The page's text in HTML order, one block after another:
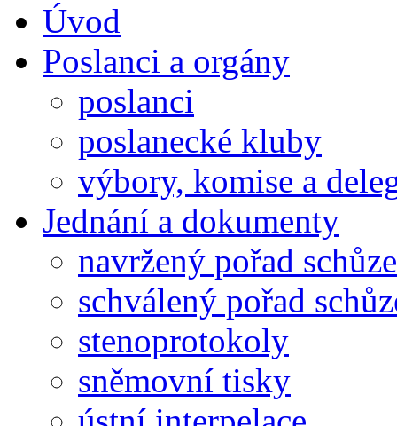
Úvod
Poslanci a orgány
poslanci
poslanecké kluby
výbory, komise a
Jednání a dokumenty
navržený pořad schůze
schválený pořad
stenoprotokoly
sněmovní tisky